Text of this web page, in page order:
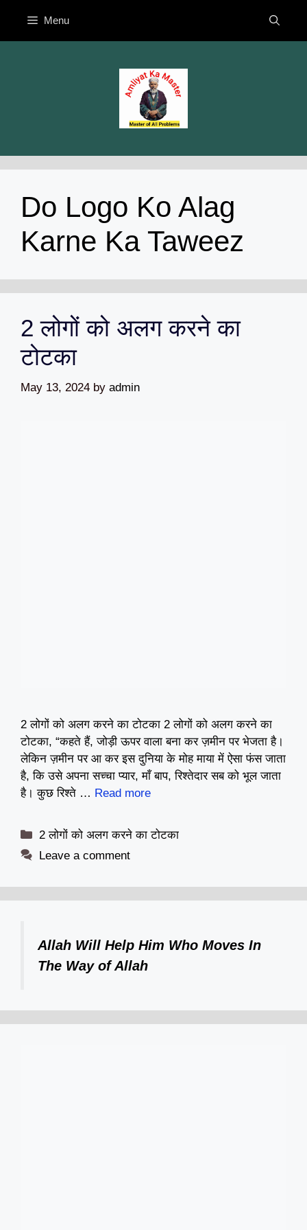
content
Menu
Do Logo Ko Alag
Karne Ka Taweez
2 लोगों को अलग करने का
टोटका
May 13, 2024 by admin
2 लोगों को अलग करने का टोटका 2 लोगों को अलग करने का
टोटका, “कहते हैं, जोड़ी ऊपर वाला बना कर ज़मीन पर भेजता है।
लेकिन ज़मीन पर आ कर इस दुनिया के मोह माया में ऐसा फंस जाता
है, कि उसे अपना सच्चा प्यार, माँ बाप, रिश्तेदार सब को भूल जाता
है। कुछ रिश्ते … Read more
Categories
2 लोगों को अलग करने का टोटका
Leave a comment
Allah Will Help Him Who Moves In
The Way of Allah